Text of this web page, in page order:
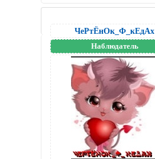
ЧеРтЁнОк_Ф_кЕдАх
Наблюдатель